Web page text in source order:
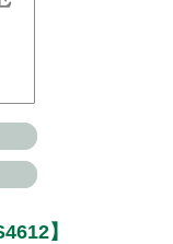
】